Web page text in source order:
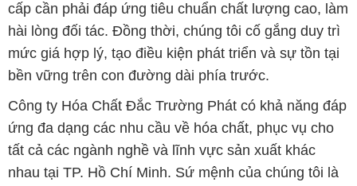
cấp cần phải đáp ứng tiêu chuẩn chất lượng cao, làm
hài lòng đối tác. Đồng thời, chúng tôi cố gắng duy trì
mức giá hợp lý, tạo điều kiện phát triển và sự tồn tại
bền vững trên con đường dài phía trước.
Công ty Hóa Chất Đắc Trường Phát có khả năng đáp
ứng đa dạng các nhu cầu về hóa chất, phục vụ cho
tất cả các ngành nghề và lĩnh vực sản xuất khác
nhau tại TP. Hồ Chí Minh. Sứ mệnh của chúng tôi là